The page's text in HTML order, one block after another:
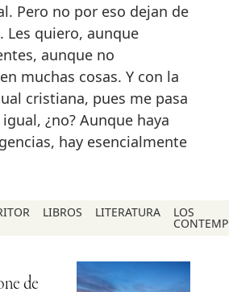
Pero no por eso dejan de
Les quiero, aunque
aunque no
muchas cosas. Y con la
cristiana, pues me pasa
¿no? Aunque haya
hay esencialmente
LIBROS LITERATURA LOS
de